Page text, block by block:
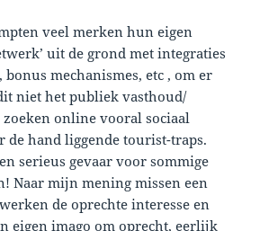
veel merken hun eigen
uit de grond met integraties
mechanismes, etc , om er
niet het publiek vasthoud/
online vooral sociaal
de hand liggende tourist-traps.
serieus gevaar voor sommige
Naar mijn mening missen een
de oprechte interesse en
eigen imago om oprecht, eerlijk